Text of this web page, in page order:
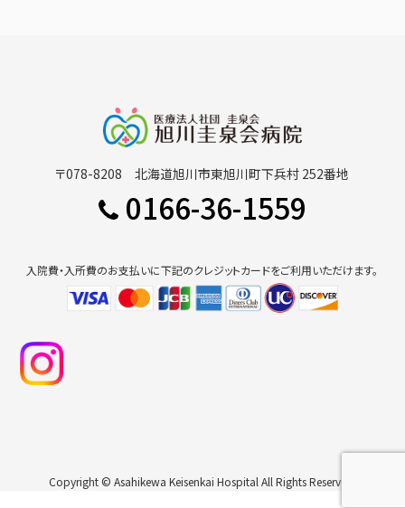
〒078-8208 北海道旭川市東旭川町下兵村 252番地
0166-36-1559
入院費・入所費のお支払いに下記のクレジットカードをご利用いただけます。
Copyright © Asahikewa Keisenkai Hospital All Rights Reserved.